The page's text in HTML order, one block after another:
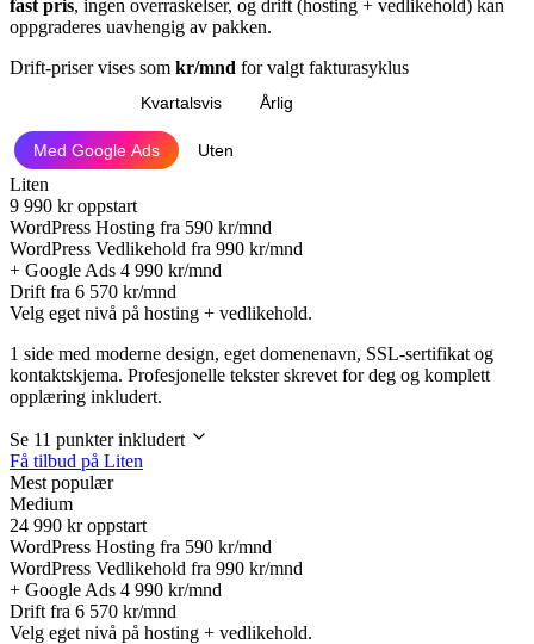
fast pris, ingen overraskelser, og drift (hosting + vedlikehold) kan
oppgraderes uavhengig av pakken.
Drift-priser vises som kr/mnd for valgt fakturasyklus
Kvartalsvis Årlig
Med Google Ads Uten
Liten
9 990 kr oppstart
WordPress Hosting fra 590 kr/mnd
WordPress Vedlikehold fra 990 kr/mnd
+ Google Ads 4 990 kr/mnd
Drift fra 6 570 kr/mnd
Velg eget nivå på hosting + vedlikehold.
1 side med moderne design, eget domenenavn, SSL-sertifikat og
kontaktskjema. Profesjonelle tekster skrevet for deg og komplett
opplæring inkludert.
Se 11 punkter inkludert
Få tilbud på Liten
Mest populær
Medium
24 990 kr oppstart
WordPress Hosting fra 590 kr/mnd
WordPress Vedlikehold fra 990 kr/mnd
+ Google Ads 4 990 kr/mnd
Drift fra 6 570 kr/mnd
Velg eget nivå på hosting + vedlikehold.